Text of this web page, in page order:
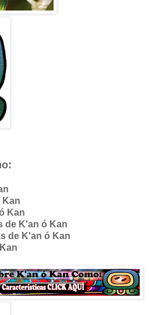
Kan
Kan
Kan
de K'an ó Kan
de K'an ó Kan